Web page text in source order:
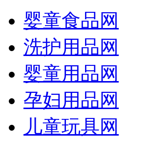
婴童食品网
洗护用品网
婴童用品网
孕妇用品网
儿童玩具网